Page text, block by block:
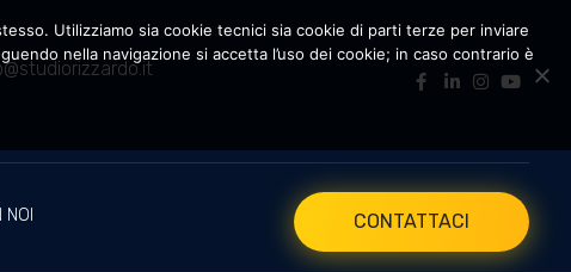
CONTATTACI
Utilizziamo sia cookie tecnici sia cookie di parti terze per inviare
nella navigazione si accetta l’uso dei cookie; in caso contrario è